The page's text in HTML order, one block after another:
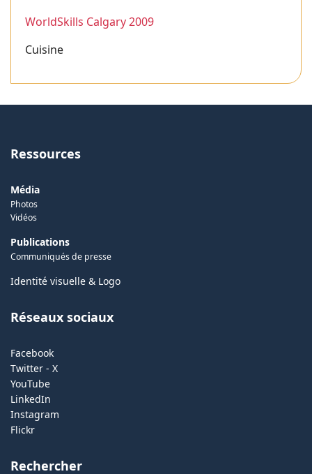
WorldSkills Calgary 2009
Cuisine
Ressources
Média
Photos
Vidéos
Publications
Communiqués de presse
Identité visuelle & Logo
Réseaux sociaux
Facebook
Twitter - X
YouTube
LinkedIn
Instagram
Flickr
Rechercher